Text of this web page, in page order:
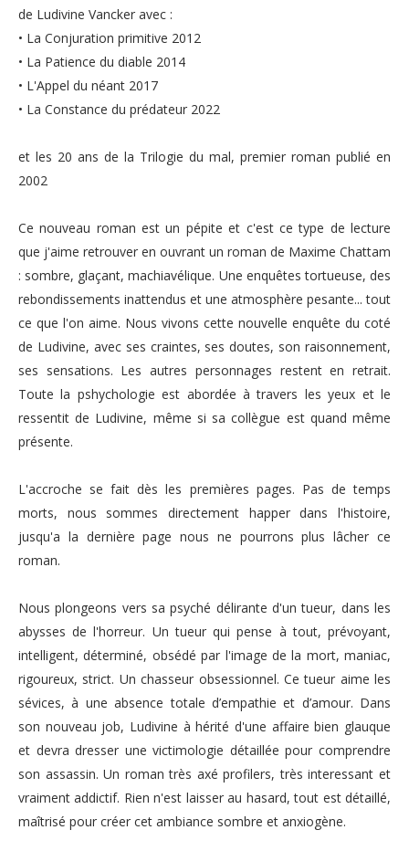
de Ludivine Vancker avec :
• La Conjuration primitive 2012
• La Patience du diable 2014
• L'Appel du néant 2017
• La Constance du prédateur 2022
et les 20 ans de la Trilogie du mal, premier roman publié en
2002
Ce nouveau roman est un pépite et c'est ce type de lecture
que j'aime retrouver en ouvrant un roman de Maxime Chattam
: sombre, glaçant, machiavélique. Une enquêtes tortueuse, des
rebondissements inattendus et une atmosphère pesante... tout
ce que l'on aime. Nous vivons cette nouvelle enquête du coté
de Ludivine, avec ses craintes, ses doutes, son raisonnement,
ses sensations. Les autres personnages restent en retrait.
Toute la pshychologie est abordée à travers les yeux et le
ressentit de Ludivine, même si sa collègue est quand même
présente.
L'accroche se fait dès les premières pages. Pas de temps
morts, nous sommes directement happer dans l'histoire,
jusqu'a la dernière page nous ne pourrons plus lâcher ce
roman.
Nous plongeons vers sa psyché délirante d'un tueur, dans les
abysses de l'horreur. Un tueur qui pense à tout, prévoyant,
intelligent, déterminé, obsédé par l'image de la mort, maniac,
rigoureux, strict. Un chasseur obsessionnel. Ce tueur aime les
sévices, à une absence totale d’empathie et d’amour. Dans
son nouveau job, Ludivine à hérité d'une affaire bien glauque
et devra dresser une victimologie détaillée pour comprendre
son assassin. Un roman très axé profilers, très interessant et
vraiment addictif. Rien n'est laisser au hasard, tout est détaillé,
maîtrisé pour créer cet ambiance sombre et anxiogène.